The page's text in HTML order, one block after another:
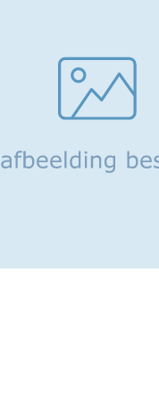
te weten: de
nog wél ter plaatse
worden in het